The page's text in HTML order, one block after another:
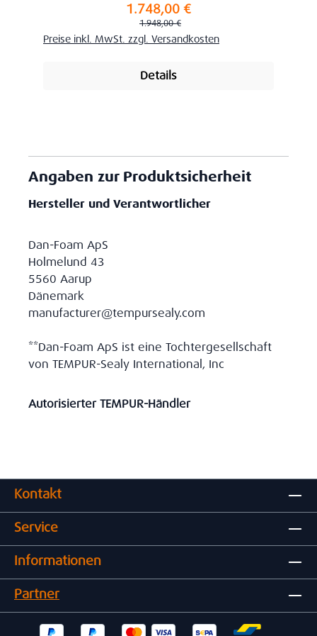
Verkaufspreis:1.748,00 €
Regulärer Preis:
1.948,00 €
Preise inkl. MwSt. zzgl. Versandkosten
Details
Angaben zur Produktsicherheit
Hersteller und Verantwortlicher
Dan-Foam ApS
Holmelund 43
5560 Aarup
Dänemark
manufacturer@tempursealy.com
**Dan-Foam ApS ist eine Tochtergesellschaft
von TEMPUR-Sealy International, Inc
Autorisierter TEMPUR-Händler
Kontakt
Service
Informationen
Partner